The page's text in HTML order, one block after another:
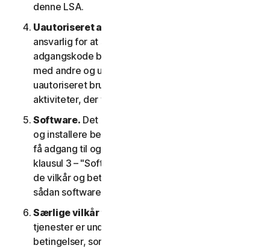
denne LSA.
Uautoriseret adgang til din konto
ansvarlig for at sikre, at dit brugernavn og din
adgangskode beskyttes. Del ikke disse oplysninger
med andre og underret os med det samme om
uautoriseret brug. Du er ansvarlig for alle
aktiviteter, der finder sted på din konto.
Software. Det kan være nødvendigt at downloade
og installere bestemt software på en enhed for at
få adgang til og for at bruge visse tjenester. Se
klausul 3 – "Softwarelicensvilkår" i denne LSA for
de vilkår og betingelser, der gælder for brugen af
sådan software.
Særlige vilkår for visse tjenester.
tjenester er underlagt yderligere vilkår og
betingelser, som er fastsat i klausul 4 – "Særlige